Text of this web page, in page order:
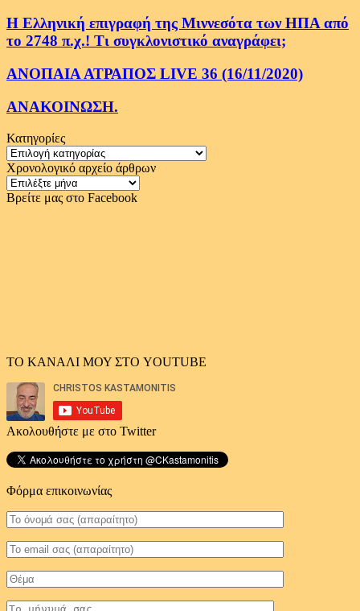
Η Ελληνική επιγραφή της Μιννεσότα των ΗΠΑ από
το 2748 π.χ.! Τι συγκλονιστικό αναγράφει;
ΑΝΟΠΑΙΑ ΑΤΡΑΠΟΣ LIVE 36 (16/11/2020)
ΑΝΑΚΟΙΝΩΣΗ.
Κατηγορίες
Κατηγορίες
Χρονολογικό αρχείο άρθρων
Χρονολογικό
αρχείο
Βρείτε μας στο Facebook
ΤΟ ΚΑΝΑΛΙ ΜΟΥ ΣΤΟ YOUTUBE
Ακολουθήστε με στο Twitter
Φόρμα επικοινωνίας